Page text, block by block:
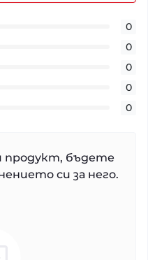
0
0
0
0
0
продукт, бъдете
си за него.